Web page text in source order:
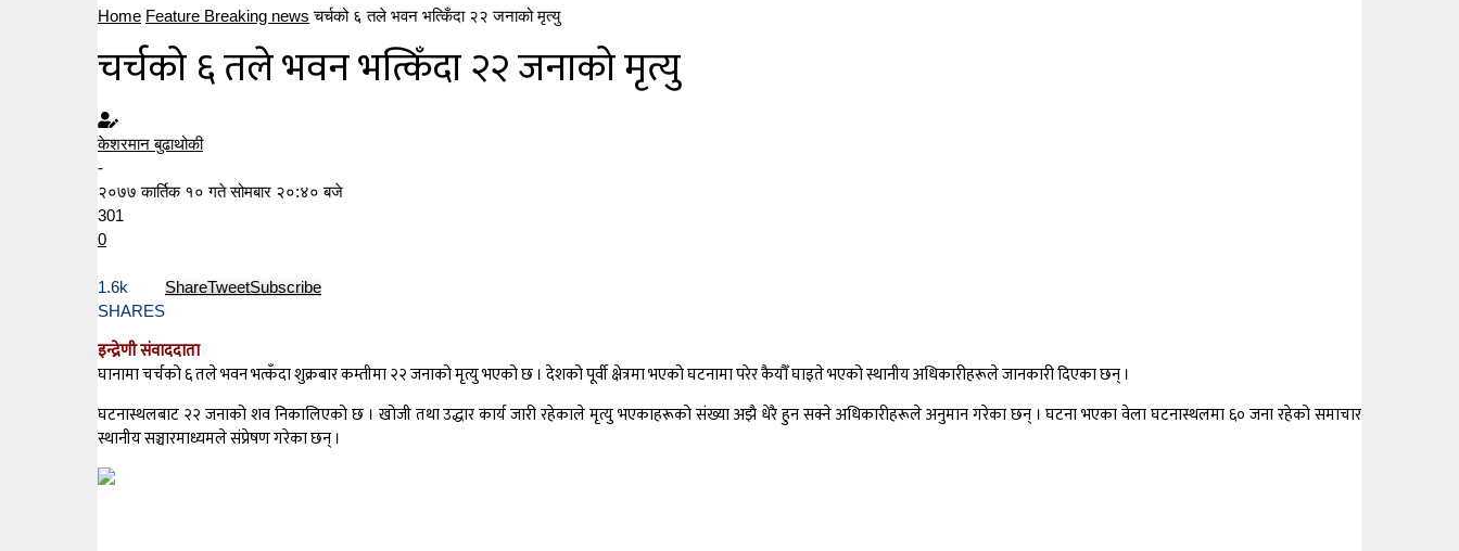
Home Feature Breaking news चर्चको ६ तले भवन भत्किँदा २२ जनाको मृत्यु
चर्चको ६ तले भवन भत्किँदा २२ जनाको मृत्यु
केशरमान बुढाथोकी
-
२०७७ कार्तिक १० गते सोमबार २०:४० बजे
301
0
1.6k
SHARES
ShareTweetSubscribe
इन्द्रेणी संवाददाता
घानामा चर्चको ६ तले भवन भत्कँदा शुक्रबार कम्तीमा २२ जनाको मृत्यु भएको छ । देशको पूर्वी क्षेत्रमा भएको घटनामा परेर कैयौँ घाइते भएको स्थानीय अधिकारीहरूले जानकारी दिएका छन् ।
घटनास्थलबाट २२ जनाको शव निकालिएको छ । खोजी तथा उद्धार कार्य जारी रहेकाले मृत्यु भएकाहरूको संख्या अझै धेरै हुन सक्ने अधिकारीहरूले अनुमान गरेका छन् । घटना भएका वेला घटनास्थलमा ६० जना रहेको समाचार
स्थानीय सञ्चारमाध्यमले संप्रेषण गरेका छन् ।